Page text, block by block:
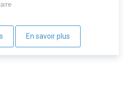
En savoir plus